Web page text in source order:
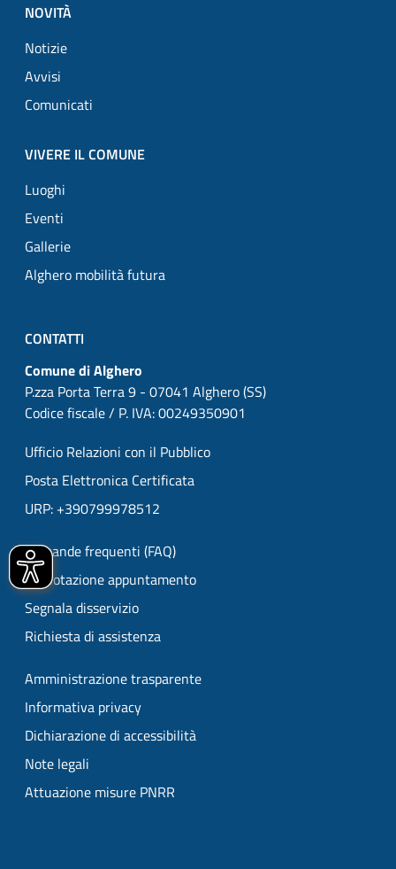
NOVITÀ
Notizie
Avvisi
Comunicati
VIVERE IL COMUNE
Luoghi
Eventi
Gallerie
Alghero mobilità futura
CONTATTI
Comune di Alghero
P.zza Porta Terra 9 - 07041 Alghero (SS)
Codice fiscale / P. IVA: 00249350901
Ufficio Relazioni con il Pubblico
Posta Elettronica Certificata
URP: +390799978512
Domande frequenti (FAQ)
Prenotazione appuntamento
Segnala disservizio
Richiesta di assistenza
Amministrazione trasparente
Informativa privacy
Dichiarazione di accessibilità
Note legali
Attuazione misure PNRR